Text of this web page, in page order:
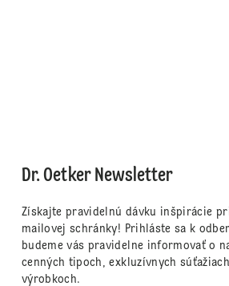
Dr. Oetker Newsletter
Získajte pravidelnú dávku inšpirácie
mailovej schránky! Prihláste sa k
budeme vás pravidelne informovať o
cenných tipoch, exkluzívnych
výrobkoch.